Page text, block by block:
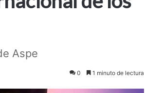
Aspe
0 1 minuto de lectura